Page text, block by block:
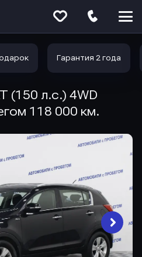
Гарантия 2 года
(150 л.с.) 4WD
118 000 км.